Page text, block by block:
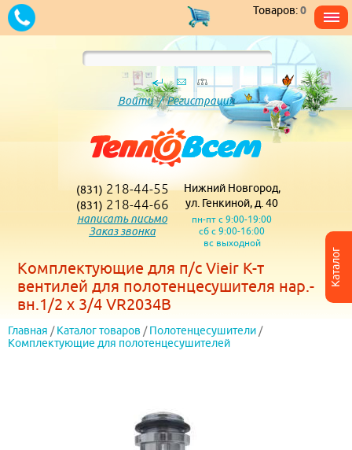
Каталог
Товаров:0
Войти/Регистрация
(831) 218-44-55
(831) 218-44-66
написать письмо
Заказ звонка
Нижний Новгород,
ул. Генкиной, д. 40
пн-пт с 9:00-19:00
сб с 9:00-16:00
вс выходной
Комплектующие для п/с Vieir К-т
вентилей для полотенцесушителя нар.-
вн.1/2 х 3/4 VR2034B
Главная / Каталог товаров / Полотенцесушители /
Комплектующие для полотенцесушителей